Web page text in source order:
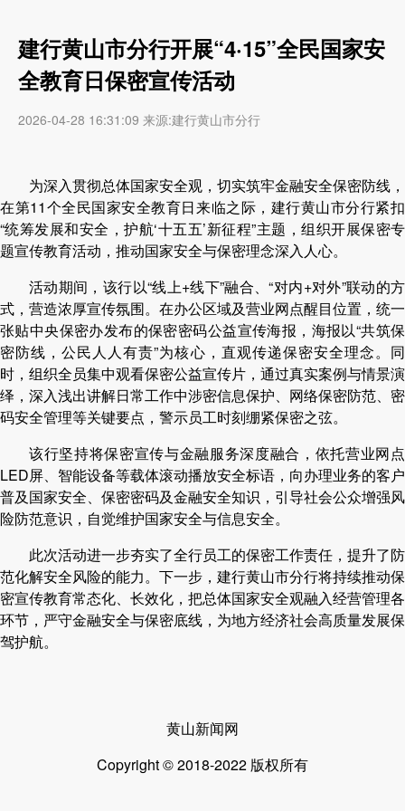
建行黄山市分行开展“4·15”全民国家安
全教育日保密宣传活动
2026-04-28 16:31:09 来源:建行黄山市分行
为深入贯彻总体国家安全观，切实筑牢金融安全保密防线，
在第11个全民国家安全教育日来临之际，建行黄山市分行紧扣
“统筹发展和安全，护航‘十五五’新征程”主题，组织开展保密专
题宣传教育活动，推动国家安全与保密理念深入人心。
活动期间，该行以“线上+线下”融合、“对内+对外”联动的方
式，营造浓厚宣传氛围。在办公区域及营业网点醒目位置，统一
张贴中央保密办发布的保密密码公益宣传海报，海报以“共筑保
密防线，公民人人有责”为核心，直观传递保密安全理念。同
时，组织全员集中观看保密公益宣传片，通过真实案例与情景演
绎，深入浅出讲解日常工作中涉密信息保护、网络保密防范、密
码安全管理等关键要点，警示员工时刻绷紧保密之弦。
该行坚持将保密宣传与金融服务深度融合，依托营业网点
LED屏、智能设备等载体滚动播放安全标语，向办理业务的客户
普及国家安全、保密密码及金融安全知识，引导社会公众增强风
险防范意识，自觉维护国家安全与信息安全。
此次活动进一步夯实了全行员工的保密工作责任，提升了防
范化解安全风险的能力。下一步，建行黄山市分行将持续推动保
密宣传教育常态化、长效化，把总体国家安全观融入经营管理各
环节，严守金融安全与保密底线，为地方经济社会高质量发展保
驾护航。
黄山新闻网
Copyright © 2018-2022 版权所有